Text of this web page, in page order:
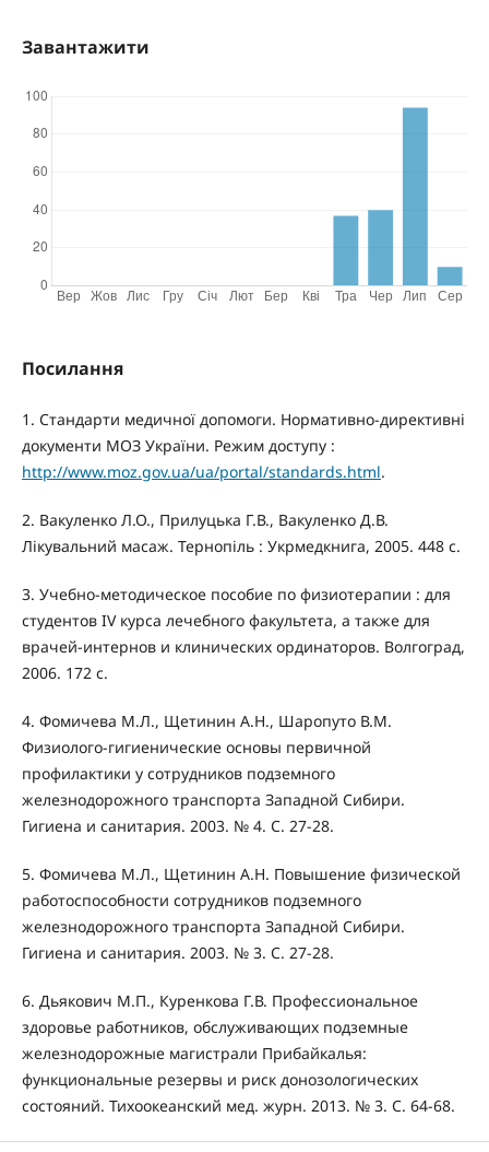
Завантажити
Посилання
1. Стандарти медичної допомоги. Нормативно-директивні
документи МОЗ України. Режим доступу :
http://www.moz.gov.ua/ua/portal/standards.html.
2. Вакуленко Л.О., Прилуцька Г.В., Вакуленко Д.В.
Лікувальний масаж. Тернопіль : Укрмедкнига, 2005. 448 с.
3. Учебно-методическое пособие по физиотерапии : для
студентов IV курса лечебного факультета, а также для
врачей-интернов и клинических ординаторов. Волгоград,
2006. 172 с.
4. Фомичева М.Л., Щетинин А.Н., Шаропуто В.М.
Физиолого-гигиенические основы первичной
профилактики у сотрудников подземного
железнодорожного транспорта Западной Сибири.
Гигиена и санитария. 2003. № 4. С. 27-28.
5. Фомичева М.Л., Щетинин А.Н. Повышение физической
работоспособности сотрудников подземного
железнодорожного транспорта Западной Сибири.
Гигиена и санитария. 2003. № 3. С. 27-28.
6. Дьякович М.П., Куренкова Г.В. Профессиональное
здоровье работников, обслуживающих подземные
железнодорожные магистрали Прибайкалья:
функциональные резервы и риск донозологических
состояний. Тихоокеанский мед. журн. 2013. № 3. С. 64-68.